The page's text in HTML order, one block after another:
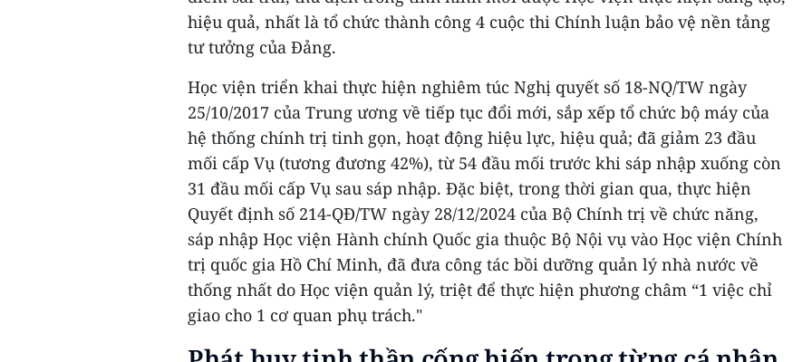
hiệu quả, nhất là tổ chức thành công 4 cuộc thi Chính luận bảo vệ nền tảng
tư tưởng của Đảng.
Học viện triển khai thực hiện nghiêm túc Nghị quyết số 18-NQ/TW ngày
25/10/2017 của Trung ương về tiếp tục đổi mới, sắp xếp tổ chức bộ máy của
hệ thống chính trị tinh gọn, hoạt động hiệu lực, hiệu quả; đã giảm 23 đầu
mối cấp Vụ (tương đương 42%), từ 54 đầu mối trước khi sáp nhập xuống còn
31 đầu mối cấp Vụ sau sáp nhập. Đặc biệt, trong thời gian qua, thực hiện
Quyết định số 214-QĐ/TW ngày 28/12/2024 của Bộ Chính trị về chức năng,
sáp nhập Học viện Hành chính Quốc gia thuộc Bộ Nội vụ vào Học viện Chính
trị quốc gia Hồ Chí Minh, đã đưa công tác bồi dưỡng quản lý nhà nước về
thống nhất do Học viện quản lý, triệt để thực hiện phương châm “1 việc chỉ
giao cho 1 cơ quan phụ trách."